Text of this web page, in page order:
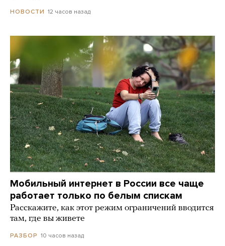
НОВОСТИ 12 часов назад
Мобильный интернет в России все чаще
работает только по белым спискам
Расскажите, как этот режим ограничений вводится
там, где вы живете
РАЗБОР 10 часов назад